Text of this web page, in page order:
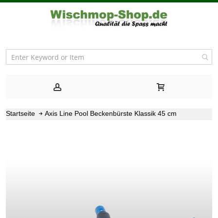
Startseite Axis Line Pool Beckenbürste Klassik 45 cm